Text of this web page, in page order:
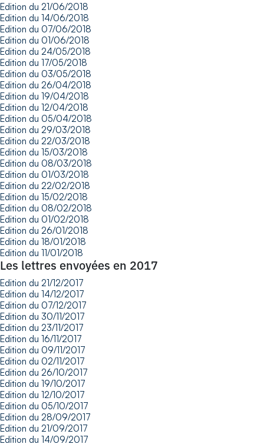
Edition du 21/06/2018
Edition du 14/06/2018
Edition du 07/06/2018
Edition du 01/06/2018
Edition du 24/05/2018
Edition du 17/05/2018
Edition du 03/05/2018
Edition du 26/04/2018
Edition du 19/04/2018
Edition du 12/04/2018
Edition du 05/04/2018
Edition du 29/03/2018
Edition du 22/03/2018
Edition du 15/03/2018
Edition du 08/03/2018
Edition du 01/03/2018
Edition du 22/02/2018
Edition du 15/02/2018
Edition du 08/02/2018
Edition du 01/02/2018
Edition du 26/01/2018
Edition du 18/01/2018
Edition du 11/01/2018
Les lettres envoyées en 2017
Edition du 21/12/2017
Edition du 14/12/2017
Edition du 07/12/2017
Edition du 30/11/2017
Edition du 23/11/2017
Edition du 16/11/2017
Edition du 09/11/2017
Edition du 02/11/2017
Edition du 26/10/2017
Edition du 19/10/2017
Edition du 12/10/2017
Edition du 05/10/2017
Edition du 28/09/2017
Edition du 21/09/2017
Edition du 14/09/2017